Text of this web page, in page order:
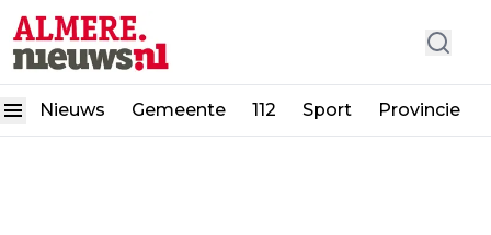
Nieuws Gemeente 112 Sport Provincie